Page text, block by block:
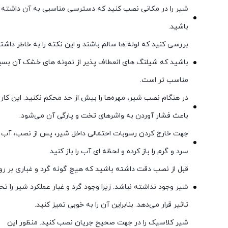
شیر را در مکانی نصب کنید که دسترسی مناسبی به آن داشته
باشید.
بررسی کنید که لوله ها سالم باشند و این نکته را به خاطر
باشید که شیلنگ های انعطاف پذیر از نمونه های خشک آن
مناسب تر است.
در هنگام نصب شیر، مهره‌ها را بیش از حد محکم نکنید. این کار
باعث فشار آوردن به واشرهای تخت و پارگی آن می‌شود.
جهت خارج کردن رسوبات احتمالی داخل شیر، پس از نصب، آب
سرد و گرم را باز کرده و لحظه ای آب را باز کنید.
قبل از نصب دقت داشته باشید که هیچ گونه گرد و غباری بر
شیر وجود نداشته نباشد. زیرا وجود گرد و غبار عملکرد شیر را
تاثیر قرار می‌دهد. بنابراین آن را به خوبی تمیز کنید.
شیر کلاسیک را در جهت صحیح جریان نصب کنید. منظور این